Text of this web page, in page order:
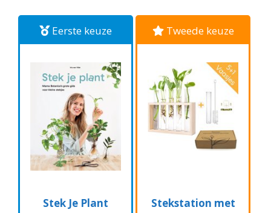
Eerste keuze
Stek Je Plant
Tweede keuze
Stekstation met